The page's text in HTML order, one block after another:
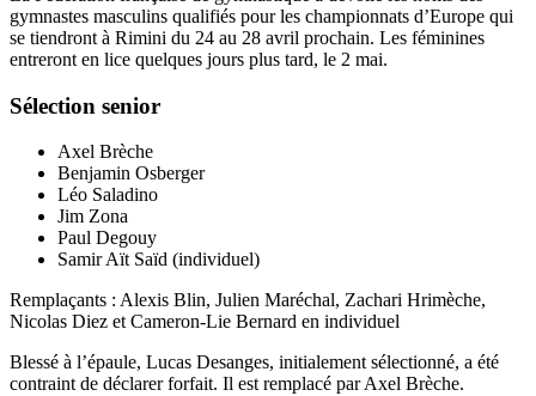
gymnastes masculins qualifiés pour les championnats d’Europe qui
se tiendront à Rimini du 24 au 28 avril prochain. Les féminines
entreront en lice quelques jours plus tard, le 2 mai.
Sélection senior
Axel Brèche
Benjamin Osberger
Léo Saladino
Jim Zona
Paul Degouy
Samir Aït Saïd (individuel)
Remplaçants : Alexis Blin, Julien Maréchal, Zachari Hrimèche,
Nicolas Diez et Cameron-Lie Bernard en individuel
Blessé à l’épaule, Lucas Desanges, initialement sélectionné, a été
contraint de déclarer forfait. Il est remplacé par Axel Brèche.